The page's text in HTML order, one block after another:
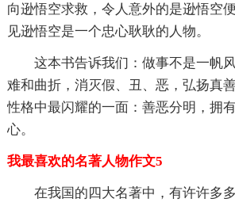
向逊悟空求救，令人意外的是逊悟空
见逊悟空是一个忠心耿耿的人物。
这本书告诉我们：做事不是一帆
难和曲折，消灭假、丑、恶，弘扬真
性格中最闪耀的一面：善恶分明，拥
心。
我最喜欢的名著人物作文5
在我国的四大名著中，有许许多